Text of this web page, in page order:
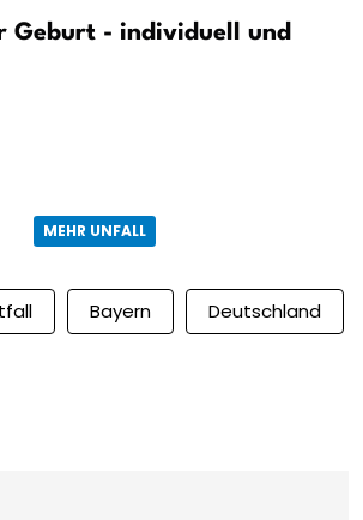
Geburt - individuell und
MEHR UNFALL
Bayern Deutschland